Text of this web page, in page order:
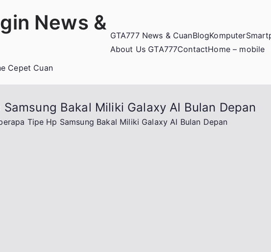
News &
Cepet Cuan
GTA777 News & CuanBlogKomputer
About Us GTA777ContactHome – mobile
Bakal Miliki Galaxy AI Bulan Depan
Tipe Hp Samsung Bakal Miliki Galaxy AI Bulan Depan